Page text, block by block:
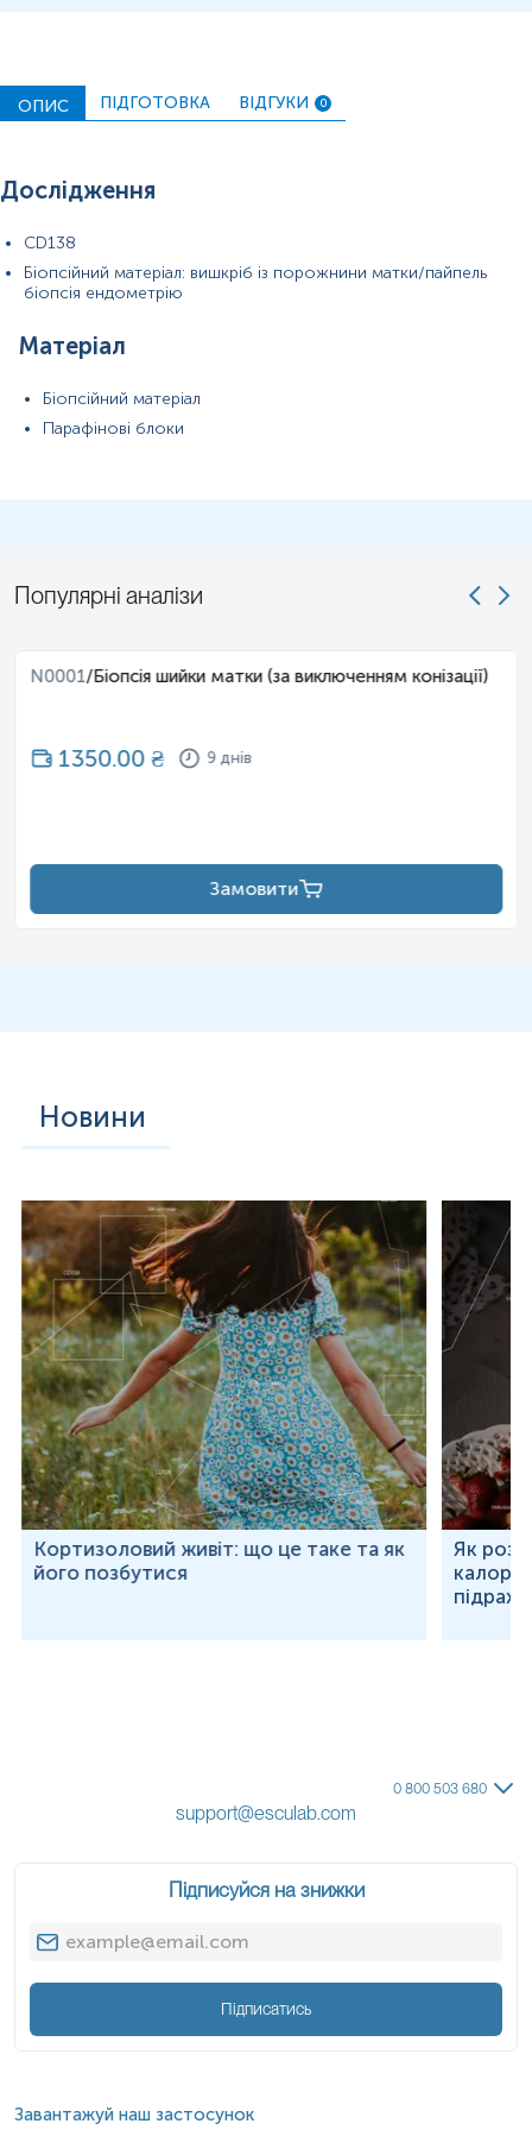
ПІБ пацієнта, дату народження,
Застереження!Для проведення патогістологічного
ОПИС ПІДГОТОВКА ВІДГУКИ 0
Дослідження
CD138
Біопсійний матеріал: вишкріб із порожнини матки/пайпель
біопсія ендометрію
Матеріал
Біопсійний матеріал
Парафінові блоки
Популярні аналізи
N0001/Біопсія шийки матки (за виключенням конізації)
1350.00₴ 9 днів
Замовити
Новини
Кортизоловий живіт: що це таке та як
його позбутися
Як
0 800 503 680
support@esculab.com
Підписуйся на знижки
Підписатись
Завантажуй наш застосунок